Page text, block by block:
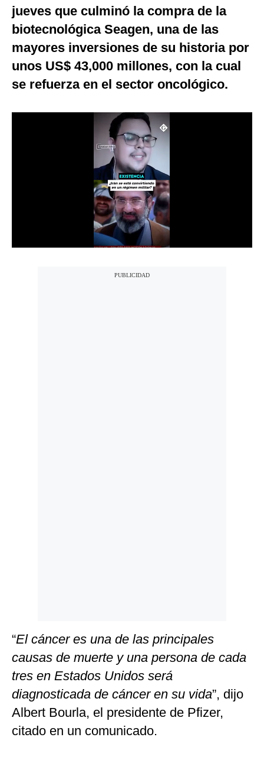
España
Internacional
Tecnología
jueves que culminó la compra de la
biotecnológica Seagen, una de las
mayores inversiones de su historia por
unos US$ 43,000 millones, con la cual
se refuerza en el sector oncológico.
“El cáncer es una de las principales
causas de muerte y una persona de cada
tres en Estados Unidos será
diagnosticada de cáncer en su vida”, dijo
Albert Bourla, el presidente de Pfizer,
citado en un comunicado.